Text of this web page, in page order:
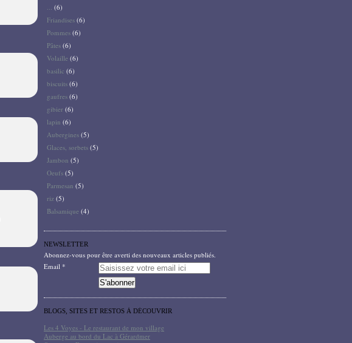
... (6)
Friandises (6)
Pommes (6)
Pâtes (6)
Volaille (6)
basilic (6)
biscuits (6)
gaufres (6)
gibier (6)
lapin (6)
Aubergines (5)
Glaces, sorbets (5)
Jambon (5)
Oeufs (5)
Parmesan (5)
riz (5)
Balsamique (4)
NEWSLETTER
Abonnez-vous pour être averti des nouveaux articles publiés.
Email
BLOGS, SITES ET RESTOS À DÉCOUVRIR
Les 4 Voyes - Le restaurant de mon village
Auberge au bord du Lac à Gérardmer